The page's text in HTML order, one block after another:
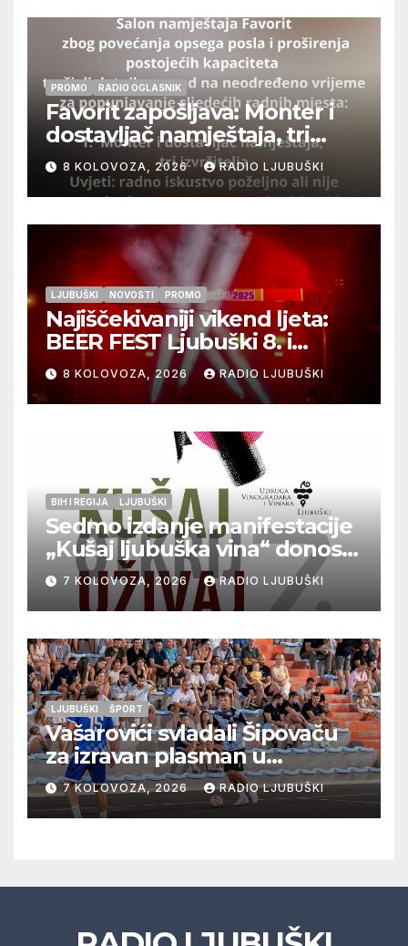
PROMO RADIO OGLASNIK
Favorit zapošljava: Monter i
dostavljač namještaja, tri
izvršitelja
8 KOLOVOZA, 2026 RADIO LJUBUŠKI
LJUBUŠKI NOVOSTI PROMO
Najiščekivaniji vikend ljeta:
BEER FEST Ljubuški 8. i
9.kolovoza
8 KOLOVOZA, 2026 RADIO LJUBUŠKI
BIH I REGIJA LJUBUŠKI
Sedmo izdanje manifestacije
„Kušaj ljubuška vina“ donosi
vrhunska vina, gastronomiju i
glazbu
7 KOLOVOZA, 2026 RADIO LJUBUŠKI
LJUBUŠKI ŠPORT
Vašarovići svladali Šipovaču
za izravan plasman u
četvrtfinale, Grab izborio
prolazak dalje, Klobuk ispao,
večeras počinje četvrtfinale
7 KOLOVOZA, 2026 RADIO LJUBUŠKI